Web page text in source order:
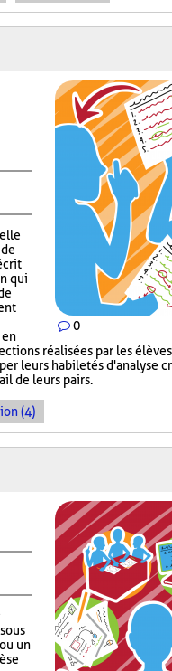
0
qui
réalisées par les
leurs habiletés d'analyse
de leurs pairs.
(4)
un